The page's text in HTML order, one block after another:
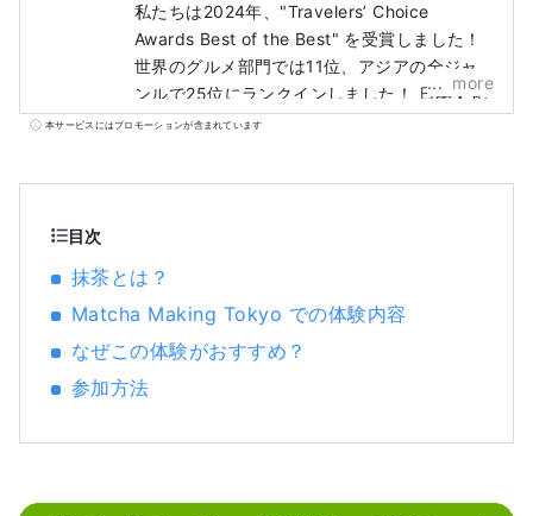
私たちは2024年、"Travelers’ Choice
Awards Best of the Best" を受賞しました！
世界のグルメ部門では11位、アジアの全ジャ
ンルで25位にランクインしました！ 日本文化
をもっと世の中に広めたいという想いから私
more
本サービスにはプロモーションが含まれています
目次
抹茶とは？
Matcha Making Tokyo での体験内容
なぜこの体験がおすすめ？
参加方法